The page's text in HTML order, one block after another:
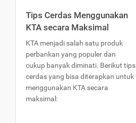
Tips Cerdas Menggunakan
KTA secara Maksimal
KTA menjadi salah satu produk
perbankan yang populer dan
cukup banyak diminati. Berikut tips
cerdas yang bisa diterapkan untuk
menggunakan KTA secara
maksimal: